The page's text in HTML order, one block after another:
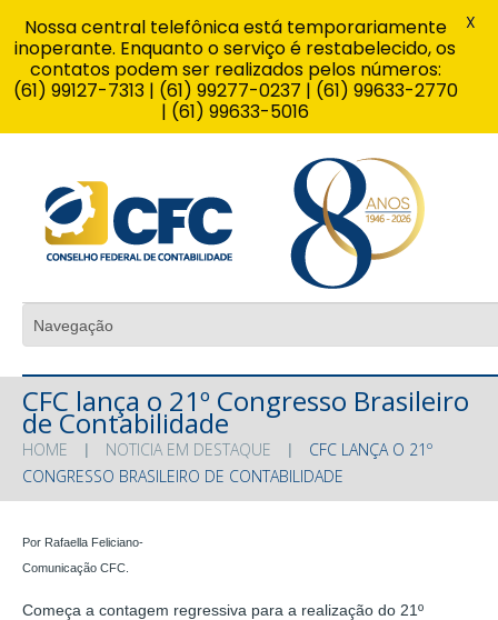
CFC lança o 21º Congresso Brasileiro
de Contabilidade
HOME NOTICIA EM DESTAQUE
CFC LANÇA O 21º
CONGRESSO BRASILEIRO DE CONTABILIDADE
Por Rafaella Feliciano-
Comunicação CFC.
Começa a contagem regressiva para a realização do 21º
Nossa central telefônica está temporariamente
inoperante. Enquanto o serviço é restabelecido, os
contatos podem ser realizados pelos números:
(61) 99127-7313 | (61) 99277-0237 | (61) 99633-2770
| (61) 99633-5016
X